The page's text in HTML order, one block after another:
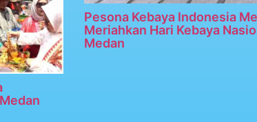
Pesona Kebaya Indonesia
Meriahkan Hari Kebaya
Medan